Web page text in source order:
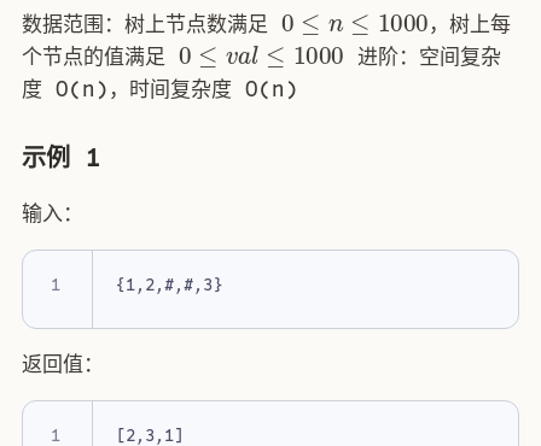
数据范围：树上节点数满足
，树上每
个节点的值满足
0≤val≤ 1000
进阶：空间复杂
度 O(n)，时间复杂度 O(n)
示例 1
输入：
1
返回值：
1